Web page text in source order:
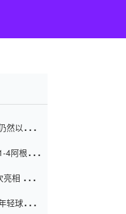
然以6分
4阿根
相 中国
轻球员在